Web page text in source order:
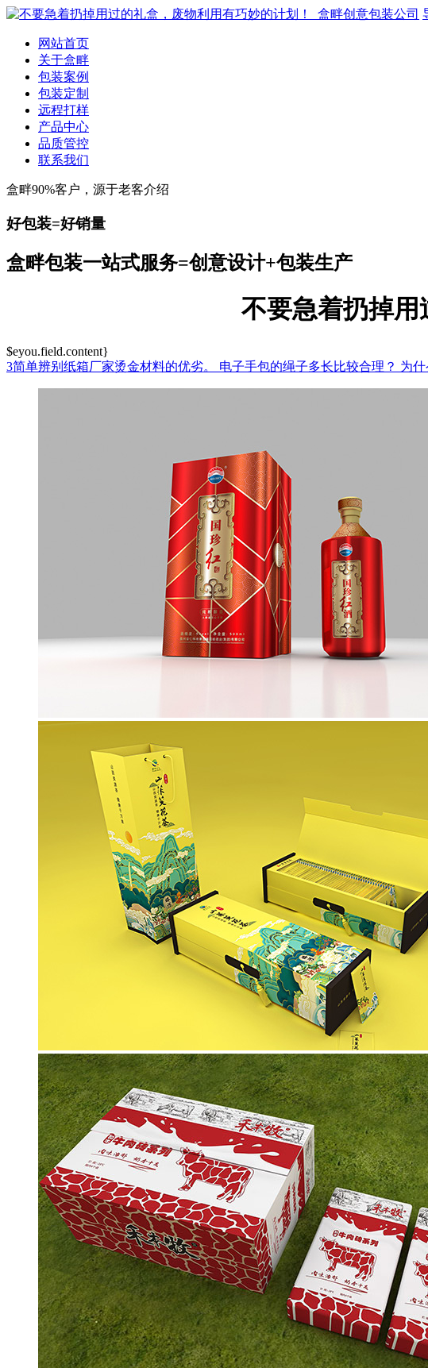
网站首页
关于盒畔
包装案例
包装定制
远程打样
产品中心
品质管控
联系我们
盒畔90%客户，源于老客介绍
好包装=好销量
盒畔包装一站式服务=创意设计+包装生产
不要急着扔掉用
$eyou.field.content}
3简单辨别纸箱厂家烫金材料的优劣。 电子手包的绳子多长比较合理？ 为